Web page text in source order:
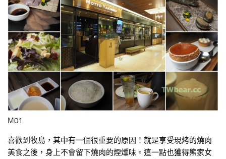
M01
喜歡到牧島，其中有一個很重要的原因！就是享受現烤的燒肉
美食之後，身上不會留下燒肉的煙燻味。這一點也獲得熊家女